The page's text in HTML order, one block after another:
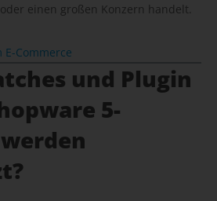
einen großen Konzern handelt.
Commerce
und Plugin
5-